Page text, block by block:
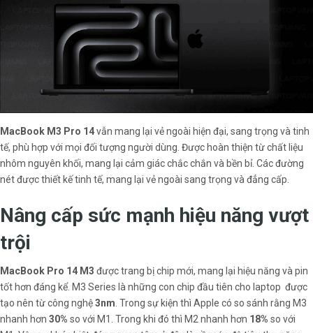
MacBook M3 Pro 14vẫn mang lại vẻ ngoài hiện đại, sang trọng và tinh
tế, phù hợp với mọi đối tượng người dùng. Được hoàn thiện từ chất liệu
nhôm nguyên khối, mang lại cảm giác chắc chắn và bền bỉ. Các đường
nét được thiết kế tinh tế, mang lại vẻ ngoài sang trọng và đẳng cấp.
Nâng cấp sức mạnh hiệu năng vượt
trội
MacBook Pro 14 M3 được trang bị chip mới, mang lại hiệu năng và pin
tốt hơn đáng kể. M3 Series là những con chip đầu tiên cho laptop được
tạo nên từ công nghệ3nm. Trong sự kiện thì Apple có so sánh rằng M3
nhanh hơn 30% so với M1. Trong khi đó thì M2 nhanh hơn 18% so với